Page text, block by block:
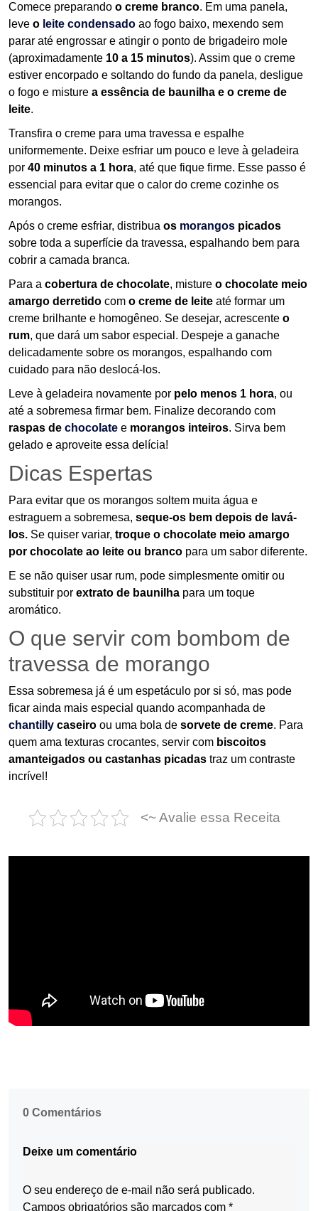
Comece preparando o creme branco. Em uma panela,
leve o leite condensado ao fogo baixo, mexendo sem
parar até engrossar e atingir o ponto de brigadeiro mole
(aproximadamente 10 a 15 minutos). Assim que o creme
estiver encorpado e soltando do fundo da panela, desligue
o fogo e misture a essência de baunilha e o creme de
leite.
Transfira o creme para uma travessa e espalhe
uniformemente. Deixe esfriar um pouco e leve à geladeira
por 40 minutos a 1 hora, até que fique firme. Esse passo é
essencial para evitar que o calor do creme cozinhe os
morangos.
Após o creme esfriar, distribua os morangos picados
sobre toda a superfície da travessa, espalhando bem para
cobrir a camada branca.
Para a cobertura de chocolate, misture o chocolate meio
amargo derretido com o creme de leite até formar um
creme brilhante e homogêneo. Se desejar, acrescente o
rum, que dará um sabor especial. Despeje a ganache
delicadamente sobre os morangos, espalhando com
cuidado para não deslocá-los.
Leve à geladeira novamente por pelo menos 1 hora, ou
até a sobremesa firmar bem. Finalize decorando com
raspas de chocolate e morangos inteiros. Sirva bem
gelado e aproveite essa delícia!
Dicas Espertas
Para evitar que os morangos soltem muita água e
estraguem a sobremesa, seque-os bem depois de lavá-
los. Se quiser variar, troque o chocolate meio amargo
por chocolate ao leite ou branco para um sabor diferente.
E se não quiser usar rum, pode simplesmente omitir ou
substituir por extrato de baunilha para um toque
aromático.
O que servir com bombom de
travessa de morango
Essa sobremesa já é um espetáculo por si só, mas pode
ficar ainda mais especial quando acompanhada de
chantilly caseiro ou uma bola de sorvete de creme. Para
quem ama texturas crocantes, servir com biscoitos
amanteigados ou castanhas picadas traz um contraste
incrível!
<~ Avalie essa Receita
0 Comentários
Deixe um comentário
O seu endereço de e-mail não será publicado.
Campos obrigatórios são marcados com *